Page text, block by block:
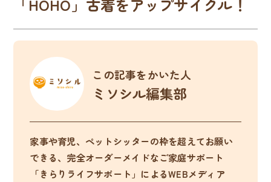
「HOHO」古着をアップサイクル！
この記事をかいた人
ミソシル編集部
家事や育児、ペットシッターの枠を超えてお願い
できる、完全オーダーメイドなご家庭サポート
「きらりライフサポート」によるWEBメディア